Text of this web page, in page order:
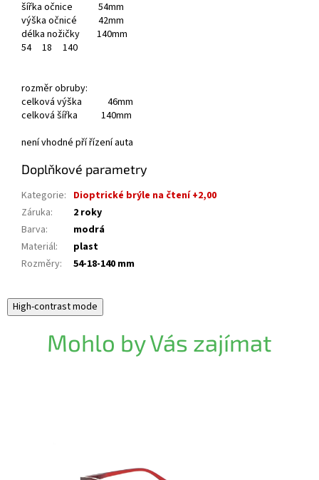
šířka očnice 54mm
výška očnicé 42mm
délka nožičky 140mm
54 18 140
rozměr obruby:
celková výška 46mm
celková šířka 140mm
není vhodné pří řízení auta
Doplňkové parametry
Kategorie: Dioptrické brýle na čtení +2,00
Záruka:
2 roky
Barva:
modrá
Materiál:
plast
Rozměry: 54-18-140 mm
High-contrast mode
Mohlo by Vás zajímat